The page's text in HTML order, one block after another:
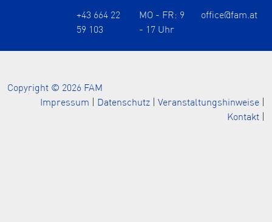
+43 664 22
59 103
MO - FR: 9
- 17 Uhr
office@fam.at
Copyright © 2026 FAM
Impressum
Datenschutz Veranstaltungshinweise
Kontakt